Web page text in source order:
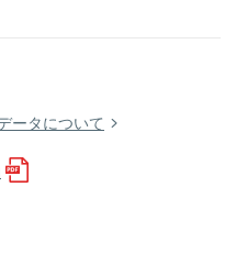
ータについて